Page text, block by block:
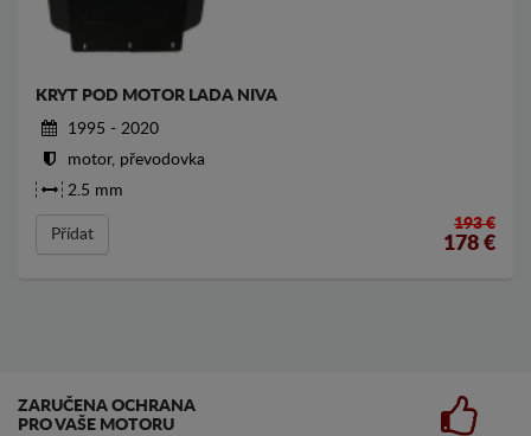
KRYT POD MOTOR LADA NIVA
1995 - 2020
motor, převodovka
2.5 mm
Přídat
193 €
178 €
ZARUČENA OCHRANA
PRO VAŠE MOTORU